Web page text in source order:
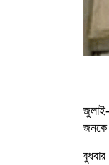
জনকে